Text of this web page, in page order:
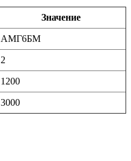
Значение
АМГ6БМ
2
1200
3000